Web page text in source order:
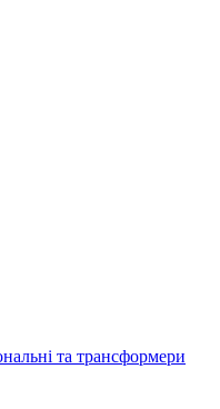
та трансформери